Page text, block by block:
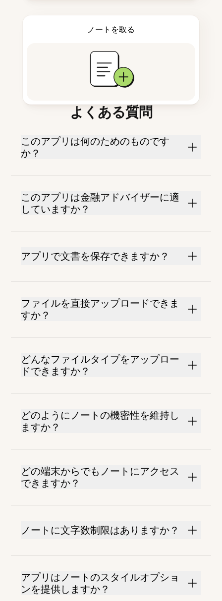
ノートを取る
よくある質問
このアプリは何のためのものです
か？
このアプリは金融アドバイザーに適
していますか？
アプリで文書を保存できますか？
ファイルを直接アップロードできま
すか？
どんなファイルタイプをアップロー
ドできますか？
どのようにノートの機密性を維持し
ますか？
どの端末からでもノートにアクセス
できますか？
ノートに文字数制限はありますか？
アプリはノートのスタイルオプショ
ンを提供しますか？